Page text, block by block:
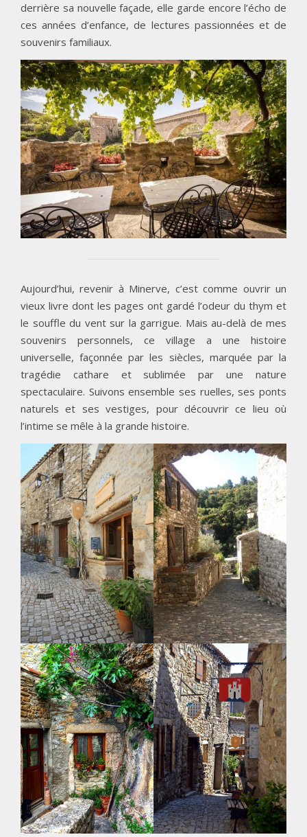
derrière sa nouvelle façade, elle garde encore l’écho de
ces années d’enfance, de lectures passionnées et de
souvenirs familiaux.
Aujourd’hui, revenir à Minerve, c’est comme ouvrir un
vieux livre dont les pages ont gardé l’odeur du thym et
le souffle du vent sur la garrigue. Mais au-delà de mes
souvenirs personnels, ce village a une histoire
universelle, façonnée par les siècles, marquée par la
tragédie cathare et sublimée par une nature
spectaculaire. Suivons ensemble ses ruelles, ses ponts
naturels et ses vestiges, pour découvrir ce lieu où
l’intime se mêle à la grande histoire.